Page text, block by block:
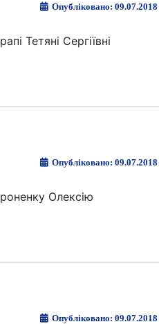
Опубліковано: 09.07.2018
Тетяні Сергіївні
Опубліковано: 09.07.2018
Олексію
Опубліковано: 09.07.2018